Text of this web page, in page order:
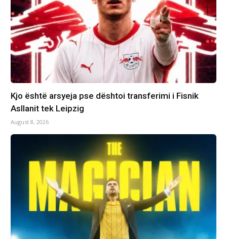
Kjo është arsyeja pse dështoi transferimi i Fisnik
Asllanit tek Leipzig
August 8, 2026